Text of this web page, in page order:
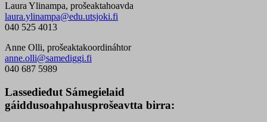
Laura Ylinampa, prošeaktahoavda
laura.ylinampa@edu.utsjoki.fi
040 525 4013
Anne Olli, prošeaktakoordináhtor
anne.olli@samediggi.fi
040 687 5989
Lassedieđut Sámegielaid
gáiddusoahpahusprošeavtta birra: